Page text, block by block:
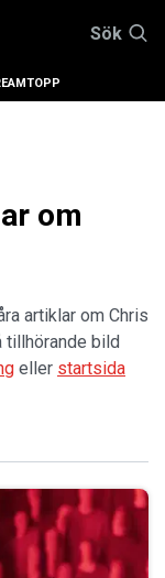
Sök
om
artiklar om Chris
tillhörande bild
eller startsida